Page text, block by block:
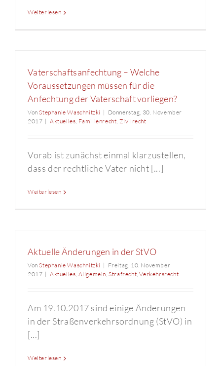
Weiterlesen
Vaterschaftsanfechtung – Welche
Voraussetzungen müssen für die
Anfechtung der Vaterschaft vorliegen?
VonStephanie Waschnitzki | Donnerstag, 30. November
2017 | Aktuelles, Familienrecht, Zivilrecht
Vorab ist zunächst einmal klarzustellen,
dass der rechtliche Vater nicht [...]
Weiterlesen
Aktuelle Änderungen in der StVO
VonStephanie Waschnitzki | Freitag, 10. November
2017 | Aktuelles, Allgemein,Strafrecht,Verkehrsrecht
Am 19.10.2017 sind einige Änderungen
in der Straßenverkehrsordnung (StVO) in
[...]
Weiterlesen